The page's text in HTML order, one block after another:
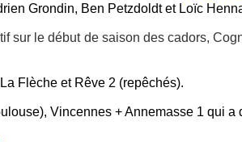
Grondin, Ben Petzdoldt et Loïc
sur le début de saison des cadors,
Flèche et Rêve 2 (repêchés).
Vincennes + Annemasse 1 qui a